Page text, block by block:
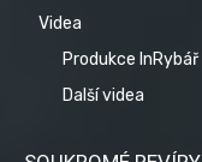
Videa
Produkce InRybář
Další videa